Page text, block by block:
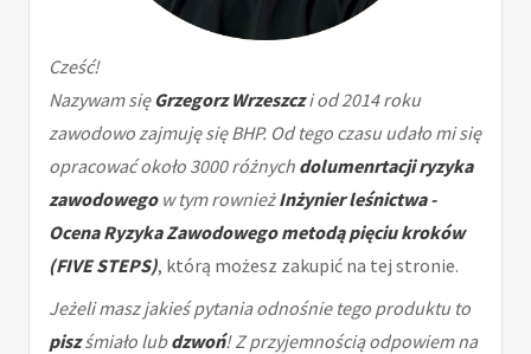
Cześć!
Nazywam sięGrzegorz Wrzeszczi od 2014 roku
zawodowo zajmuję się BHP. Od tego czasu udało mi się
opracować około 3000 różnych dolumenrtacji ryzyka
zawodowegow tym rownieżInżynier leśnictwa -
Ocena Ryzyka Zawodowego metodą pięciu kroków
(FIVE STEPS), którą możesz zakupić na tej stronie.
Jeżeli masz jakieś pytania odnośnie tego produktu to
piszśmiało lubdzwoń! Z przyjemnością odpowiem na